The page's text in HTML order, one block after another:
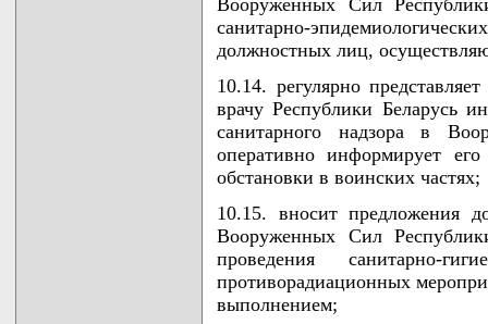
Вооруженных Сил
санитарно-
должностных лиц,
10.14. регулярно
врачу Республики Беларусь
санитарного надзора в
оперативно информирует
обстановки в воинских частях;
10.15. вносит предложения
Вооруженных Сил
проведения санитарно-
противорадиационных
выполнением;